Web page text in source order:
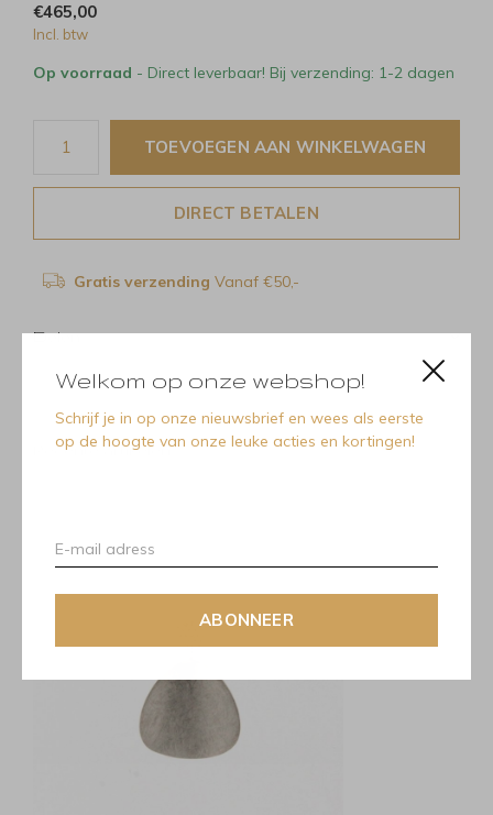
Welkom op onze webshop!
Schrijf je in op onze nieuwsbrief en wees als eerste
op de hoogte van onze leuke acties en kortingen!
ABONNEER
€465,00
Incl. btw
Op voorraad - Direct leverbaar! Bij verzending: 1-2 dagen
TOEVOEGEN AAN WINKELWAGEN
DIRECT BETALEN
Gratis verzending Vanaf €50,-
Delen
Recente artikelen